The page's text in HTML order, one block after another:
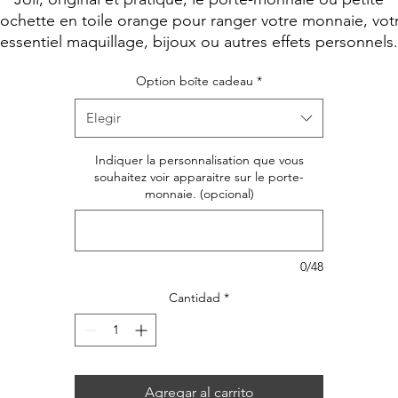
oferta
en toile orange pour ranger votre monnaie,
essentiel maquillage, bijoux ou autres effets personnels.
Option boîte cadeau *
Elegir
Indiquer la personnalisation que vous
souhaitez voir apparaitre sur le porte-
monnaie. (opcional)
0/48
Cantidad *
Agregar al carrito